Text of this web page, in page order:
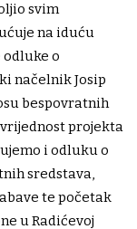
svim
na iduću
odluke o
načelnik Josip
bespovratnih
vrijednost projekta
i odluku o
sredstava,
te početak
u Radićevoj